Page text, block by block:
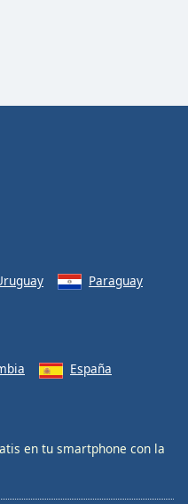
Paraguay
España
en tu smartphone con la